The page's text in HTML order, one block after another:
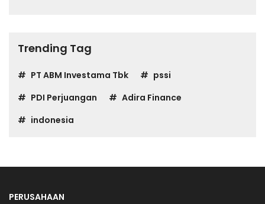
Trending Tag
PT ABM Investama Tbk
pssi
PDI Perjuangan
Adira Finance
indonesia
PERUSAHAAN